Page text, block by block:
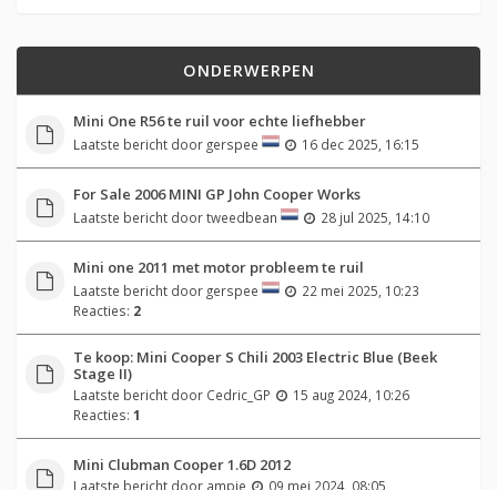
ONDERWERPEN
Mini One R56 te ruil voor echte liefhebber
Laatste bericht door gerspee 16 dec 2025, 16:15
For Sale 2006 MINI GP John Cooper Works
Laatste bericht doortweedbean 28 jul 2025, 14:10
Mini one 2011 met motor probleem te ruil
Laatste bericht door gerspee
22 mei 2025, 10:23
Reacties: 2
Te koop: Mini Cooper S Chili 2003 Electric Blue (Beek
Stage II)
Laatste bericht door Cedric_GP
15 aug 2024, 10:26
Reacties: 1
Mini Clubman Cooper 1.6D 2012
Laatste bericht door ampie 09 mei 2024, 08:05